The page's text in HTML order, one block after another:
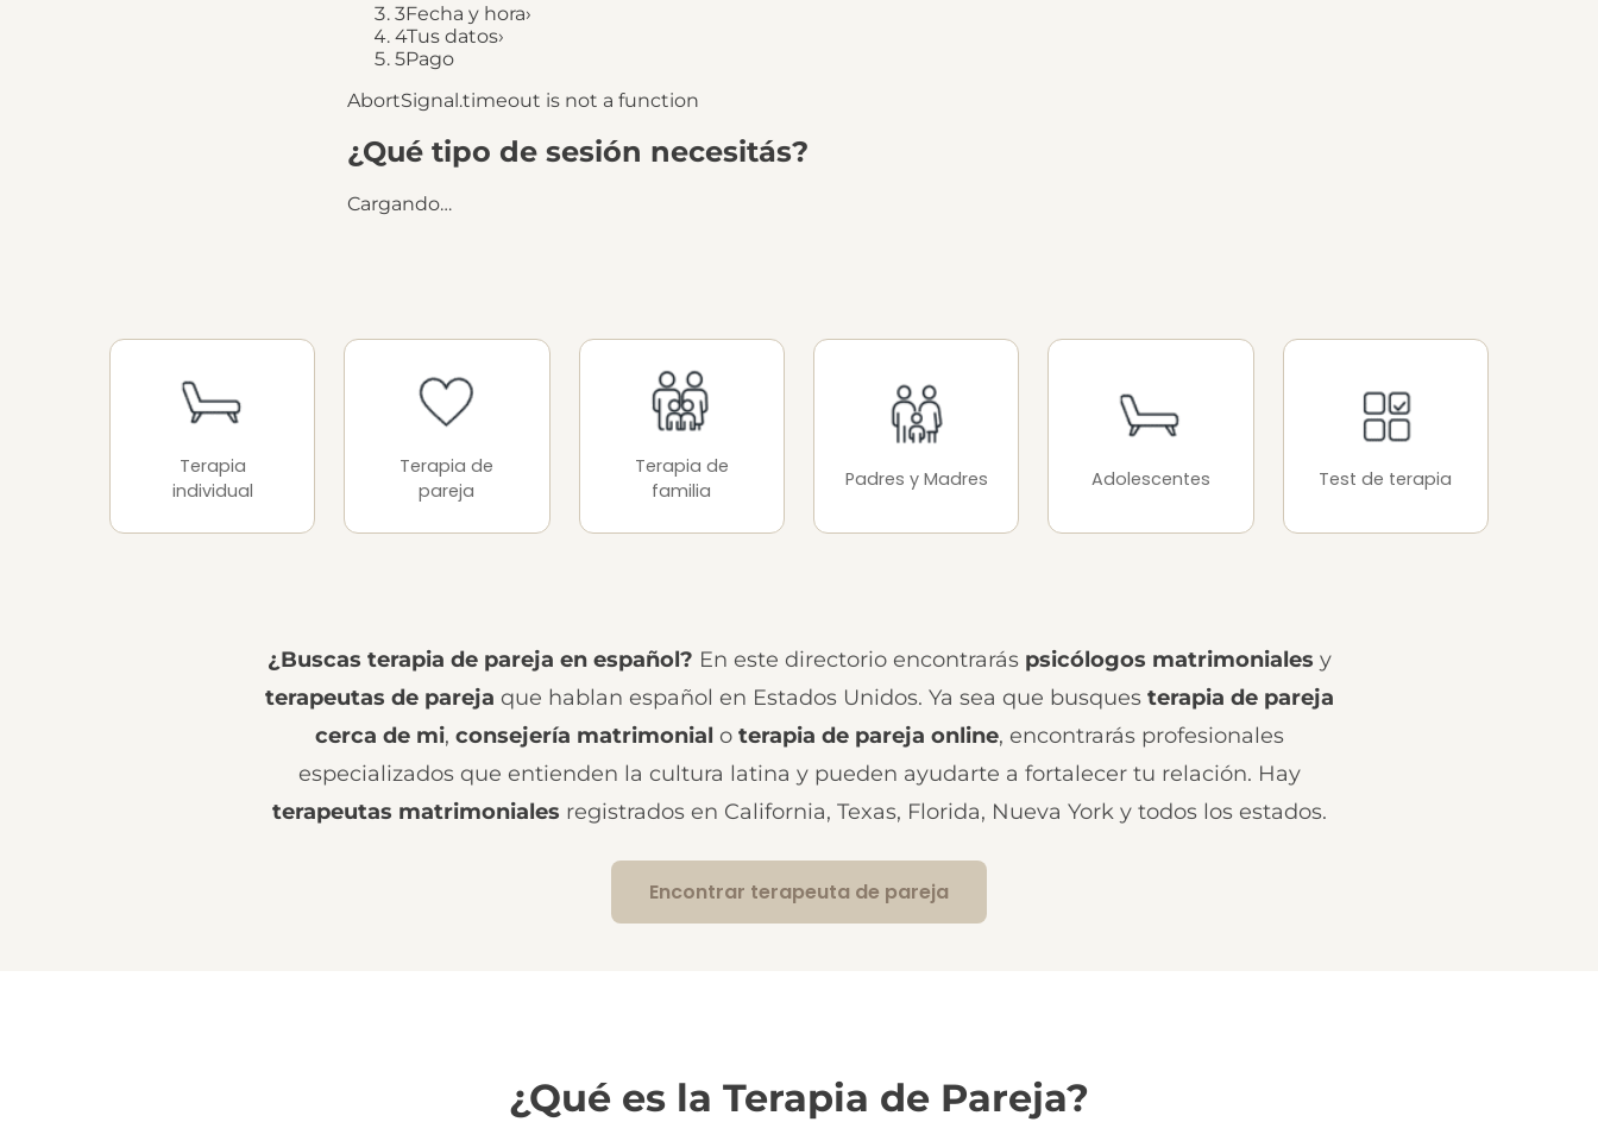
3Fecha y hora›
4Tus datos›
5Pago
AbortSignal.timeout is not a function
¿Qué tipo de sesión necesitás?
Cargando…
Terapia
individual
Terapia de
pareja
Terapia de
familia
Padres y Madres Adolescentes Test de terapia
¿Buscas terapia de pareja en español? En este directorio encontrarás psicólogos matrimoniales y
terapeutas de pareja que hablan español en Estados Unidos. Ya sea que busques terapia de pareja
cerca de mi, consejería matrimonial o terapia de pareja online, encontrarás profesionales
especializados que entienden la cultura latina y pueden ayudarte a fortalecer tu relación. Hay
terapeutas matrimoniales registrados en California, Texas, Florida, Nueva York y todos los estados.
Encontrar terapeuta de pareja
¿Qué es la Terapia de Pareja?